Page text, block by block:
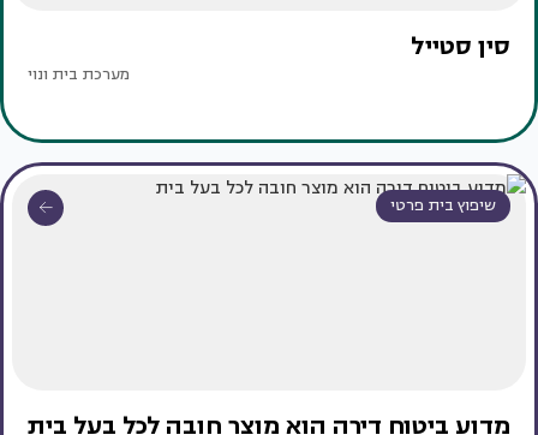
סין סטייל
מערכת בית ונוי
שיפוץ בית פרטי
מדוע ביטוח דירה הוא מוצר חובה לכל בעל בית